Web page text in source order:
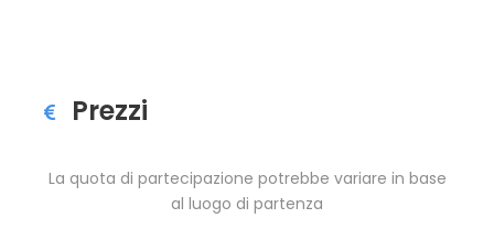
Prezzi
La quota di partecipazione potrebbe variare in base
al luogo di partenza